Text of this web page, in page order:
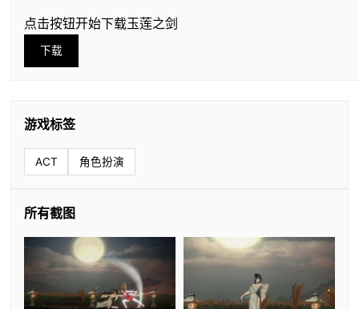
点击按钮开始下载玉莲之剑
下载
游戏标签
ACT 角色扮演
所有截图